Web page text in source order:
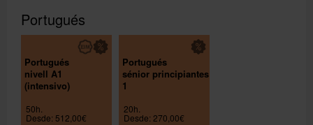
Portugués
Portugués
nivell A1
(intensivo)
50h.
Desde: 512,00€
Portugués
sénior principiantes
1
20h.
Desde: 270,00€